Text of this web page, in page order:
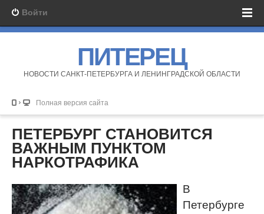
Войти
ПИТЕРЕЦ
НОВОСТИ САНКТ-ПЕТЕРБУРГА И ЛЕНИНГРАДСКОЙ ОБЛАСТИ
Полная версия сайта
ПЕТЕРБУРГ СТАНОВИТСЯ
ВАЖНЫМ ПУНКТОМ
НАРКОТРАФИКА
В
Петербурге